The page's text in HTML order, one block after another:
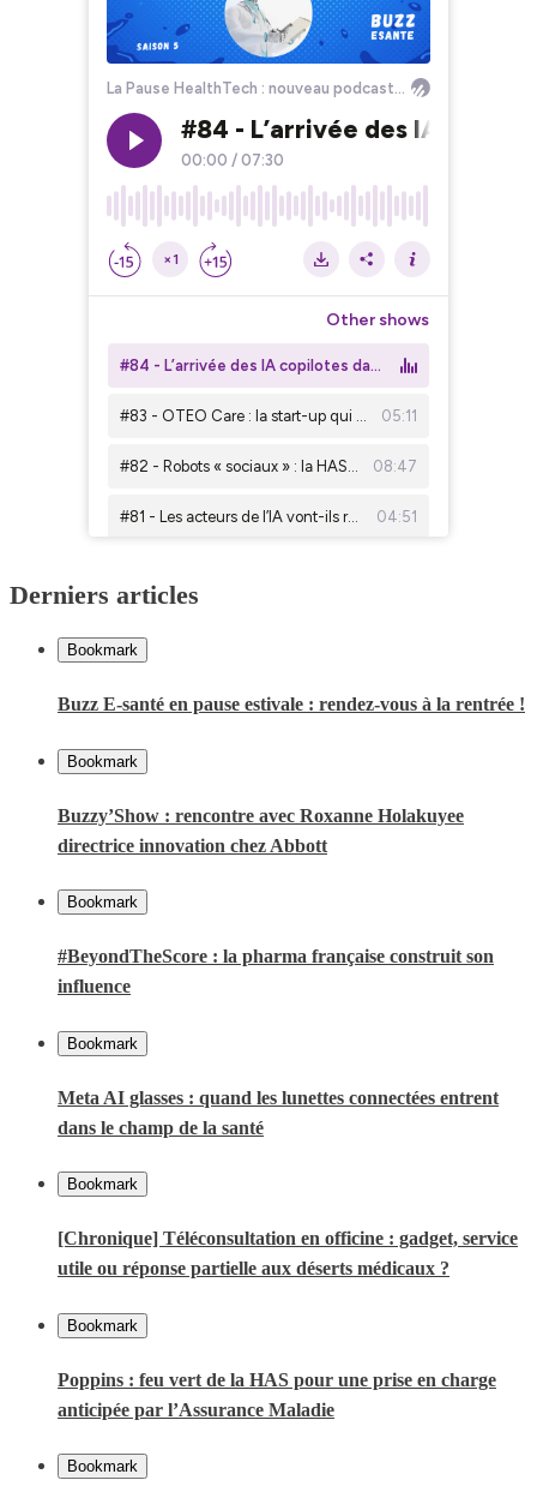
Derniers articles
Bookmark
Buzz E-santé en pause estivale : rendez-vous à la rentrée !
Bookmark
Buzzy’Show : rencontre avec Roxanne Holakuyee
directrice innovation chez Abbott
Bookmark
#BeyondTheScore : la pharma française construit son
influence
Bookmark
Meta AI glasses : quand les lunettes connectées entrent
dans le champ de la santé
Bookmark
[Chronique] Téléconsultation en officine : gadget, service
utile ou réponse partielle aux déserts médicaux ?
Bookmark
Poppins : feu vert de la HAS pour une prise en charge
anticipée par l’Assurance Maladie
Bookmark